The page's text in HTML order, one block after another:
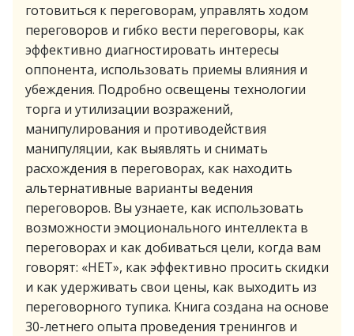
готовиться к переговорам, управлять ходом
переговоров и гибко вести переговоры, как
эффективно диагностировать интересы
оппонента, использовать приемы влияния и
убеждения. Подробно освещены технологии
торга и утилизации возражений,
манипулирования и противодействия
манипуляции, как выявлять и снимать
расхождения в переговорах, как находить
альтернативные варианты ведения
переговоров. Вы узнаете, как использовать
возможности эмоционального интеллекта в
переговорах и как добиваться цели, когда вам
говорят: «НЕТ», как эффективно просить скидки
и как удерживать свои цены, как выходить из
переговорного тупика. Книга создана на основе
30-летнего опыта проведения тренингов и